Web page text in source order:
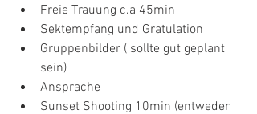
Freie Trauung c.a 45min
Sektempfang und Gratulation
Gruppenbilder ( sollte gut geplant
sein)
Ansprache
Sunset Shooting 10min (entweder